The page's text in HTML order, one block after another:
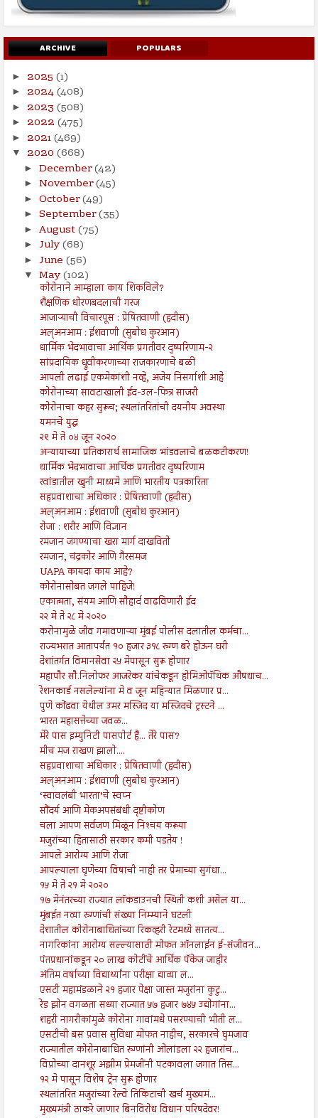
ARCHIVE POPULARS
► 2025 (1)
► 2024(408)
► 2023 (508)
► 2022 (475)
► 2021(469)
▼ 2020 (668)
► December(42)
► November(45)
► October(49)
► September(35)
► August(75)
► July(68)
► June (56)
▼ May(102)
कोरोनाने आम्हाला काय शिकविले?
शैक्षणिक धोरणबदलाची गरज
आजाऱ्याची विचारपूस : प्रेषितवाणी (हदीस)
अल्अनआम : ईशवाणी (सुबोध कुरआन)
धार्मिक भेदभावाचा आर्थिक प्रगतीवर दुष्परिणाम-२
सांप्रदायिक ध्रुवीकरणाच्या राजकारणाचे बळी
आपली लढाई एकमेकांशी नव्हे, अजेय निसर्गाशी आहे
कोरोनाच्या सावटाखाली ईद-उल-फित्र साजरी
कोरोनाचा कहर सुरूच; स्थलांतरितांची दयनीय अवस्था
यमनचे युद्ध
२९ मे ते ०४ जून २०२०
अन्यायाच्या प्रतिकारार्थ सामाजिक भांडवलाचे बळकटीकरण!
धार्मिक भेदभावाचा आर्थिक प्रगतीवर दुष्परिणाम
रवांडातील खुनी माध्यमे आणि भारतीय पत्रकारिता
सहप्रवाशाचा अधिकार : प्रेषितवाणी (हदीस)
अल्अनआम : ईशवाणी (सुबोध कुरआन)
रोजा : शरीर आणि विज्ञान
रमजान जगण्याचा खरा मार्ग दाखवितो
रमजान, चंद्रकोर आणि गैरसमज
UAPA कायदा काय आहे?
कोरोनासोबत जगले पाहिजे!
एकात्मता, संयम आणि सौहार्द वाढविणारी ईद
२२ मे ते २८ मे २०२०
करोनामुळे जीव गमावणाऱ्या मुंबई पोलीस दलातील कर्मचा...
राज्यभरात आतापर्यंत १० हजार ३१८ रुग्ण बरे होऊन घरी
देशांतर्गत विमानसेवा २५ मेपासून सुरू होणार
महापौर सौ.निलोफर आजरेकर यांचेकडून होमिओपॅथिक औषधाच...
रेशनकार्ड नसलेल्यांना मे व जून महिन्यात मिळणार प्र...
पुणे कोंढवा येथील उमर मस्जिद या मस्जिदचे ट्रस्टने ...
भारत महासत्तेच्या जवळ...
मेरे पास इम्युनिटी पासपोर्ट है... तेरे पास?
मीच मज राखण झालो....
सहप्रवाशाचा अधिकार : प्रेषितवाणी (हदीस)
अल्अनआम : ईशवाणी (सुबोध कुरआन)
‘स्वावलंबी भारता’चे स्वप्न
सौंदर्य आणि मेकअपसंबंधी दृष्टीकोण
चला आपण सर्वजण मिळून निश्‍चय करूया
मजुरांच्या हितासाठी सरकार कमी पडतेय !
आपले आरोग्य आणि रोजा
आपल्याला घृणेच्या विषाची नाही तर प्रेमाच्या सुगंधा...
१५ मे ते २१ मे २०२०
१७ मेनंतरच्या राज्यात लॉकडाउनची स्थिती कशी असेल या...
मुंबईत नव्या रुग्णांची संख्या निम्म्याने घटली
देशातील कोरोनाबाधितांच्या रिकव्हरी रेटमध्ये सातत्य...
नागरिकांना आरोग्य सल्ल्यासाठी मोफत ऑनलाईन ई-संजीवन...
पंतप्रधानांकडून २० लाख कोटींचे आर्थिक पॅकेज जाहीर
अंतिम वर्षाच्या विद्यार्थ्यांना परीक्षा द्याव्या ल...
एसटी महामंडळाने २१ हजार पेक्षा जास्त मजुरांना कुटु...
रेड झोन वगळता सध्या राज्यात ५७ हजार ७४५ उद्योगांना...
शहरी नागरीकांमुळे कोरोना गावांमधे पसरण्याची भीती ल...
एसटीची बस प्रवास सुविधा मोफत नाहीच, सरकारचे घुमजाव
राज्यातील कोरोनाबाधित रुग्णांनी ओलांडला २२ हजारांच...
विप्रोच्या दानशूर अझीम प्रेमजींनी पटकावला जगात तिस...
१२ मे पासून विशेष ट्रेन सुरू होणार
स्थलांतरित मजुरांच्या रेल्वे तिकिटाची खर्च मुख्यमं...
मुख्यमंत्री ठाकरे जाणार बिनविरोध विधान परिषदेवर!